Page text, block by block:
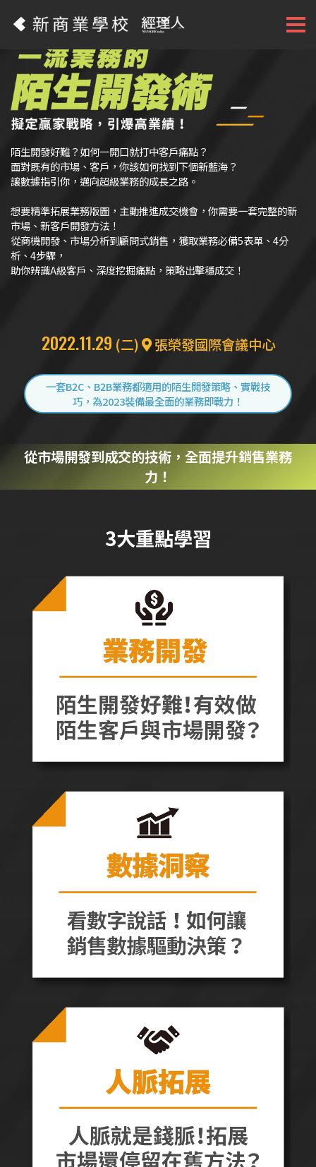
陌生開發好難？如何一開口就打中客戶痛點？
面對既有的市場、客戶，你該如何找到下個新藍海？
讓數據指引你，邁向超級業務的成長之路。
想要精準拓展業務版圖，主動推進成交機會，你需要一套完整的新
市場、新客戶開發方法！
從商機開發、市場分析到顧問式銷售，獲取業務必備5表單、4分
析、4步驟，
助你辨識A級客戶、深度挖掘痛點，策略出擊穩成交！
2022.11.29 (二) 張榮發國際會議中心
一套B2C、B2B業務都適用的陌生開發策略、實戰技
巧，為2023裝備最全面的業務即戰力！
從市場開發到成交的技術，全面提升銷售業務
力！
3大重點學習